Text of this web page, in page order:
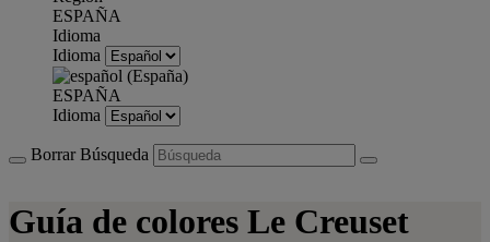
ESPAÑA
Idioma
Idioma
ESPAÑA
Idioma
Borrar Búsqueda
Guía de colores Le Creuset